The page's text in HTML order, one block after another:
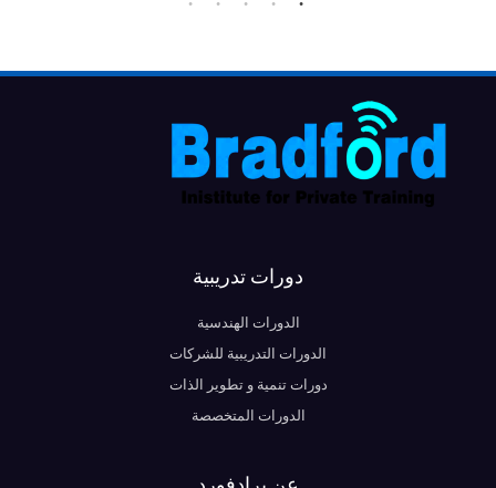
دورات تدريبية
الدورات الهندسية
الدورات التدريبية للشركات
دورات تنمية و تطوير الذات
الدورات المتخصصة